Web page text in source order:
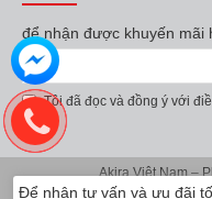
để nhận được khuyến mãi
Tôi đã đọc và đồng ý với
Akira Việt Nam –
Để nhận tư vấn và ưu đãi